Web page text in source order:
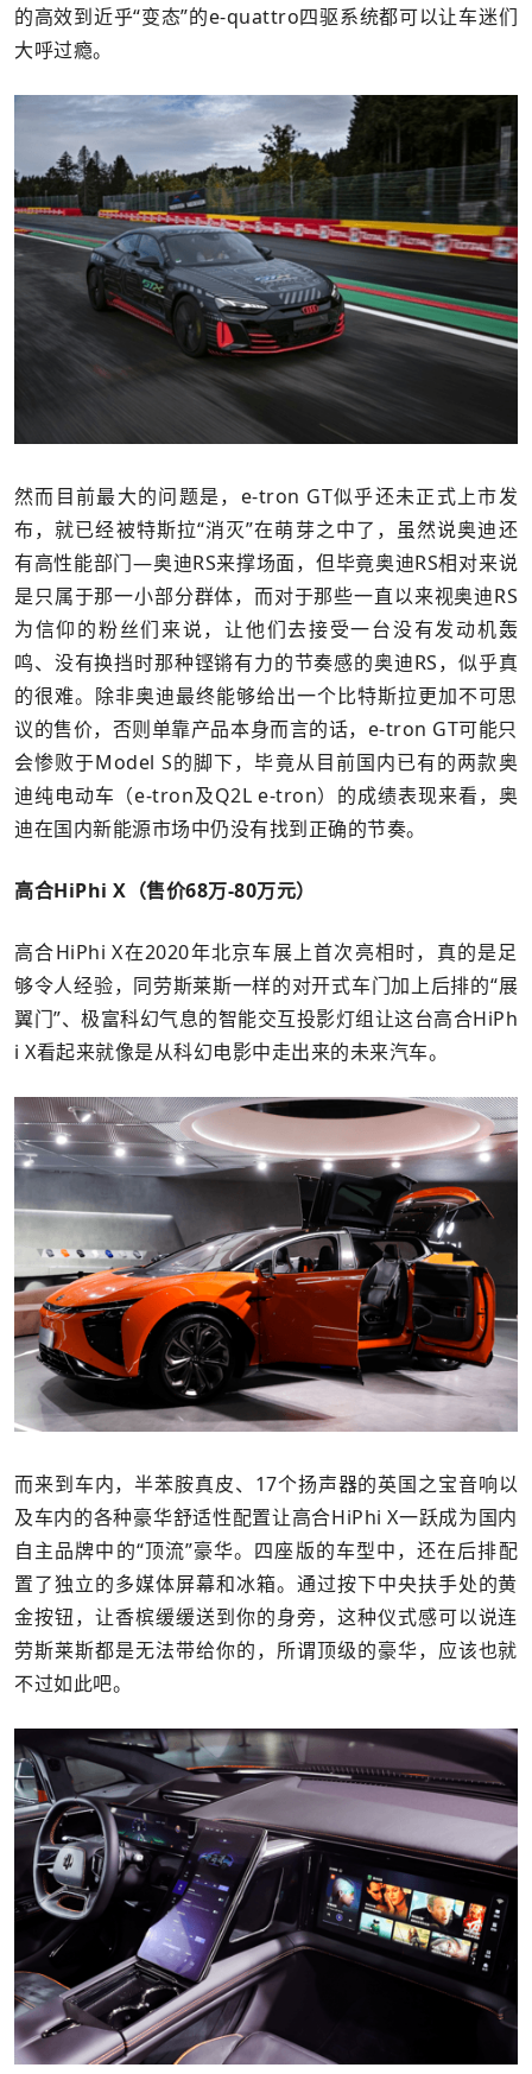
的高效到近乎“变态”的e-quattro四驱系统都可以让车迷们
大呼过瘾。
然而目前最大的问题是，e-tron GT似乎还未正式上市发
布，就已经被特斯拉“消灭”在萌芽之中了，虽然说奥迪还
有高性能部门—奥迪RS来撑场面，但毕竟奥迪RS相对来说
是只属于那一小部分群体，而对于那些一直以来视奥迪RS
为信仰的粉丝们来说，让他们去接受一台没有发动机轰
鸣、没有换挡时那种铿锵有力的节奏感的奥迪RS，似乎真
的很难。除非奥迪最终能够给出一个比特斯拉更加不可思
议的售价，否则单靠产品本身而言的话，e-tron GT可能只
会惨败于Model S的脚下，毕竟从目前国内已有的两款奥
迪纯电动车（e-tron及Q2L e-tron）的成绩表现来看，奥
迪在国内新能源市场中仍没有找到正确的节奏。
高合HiPhi X（售价68万-80万元）
高合HiPhi X在2020年北京车展上首次亮相时，真的是足
够令人经验，同劳斯莱斯一样的对开式车门加上后排的“展
翼门”、极富科幻气息的智能交互投影灯组让这台高合HiPh
i X看起来就像是从科幻电影中走出来的未来汽车。
而来到车内，半苯胺真皮、17个扬声器的英国之宝音响以
及车内的各种豪华舒适性配置让高合HiPhi X一跃成为国内
自主品牌中的“顶流”豪华。四座版的车型中，还在后排配
置了独立的多媒体屏幕和冰箱。通过按下中央扶手处的黄
金按钮，让香槟缓缓送到你的身旁，这种仪式感可以说连
劳斯莱斯都是无法带给你的，所谓顶级的豪华，应该也就
不过如此吧。